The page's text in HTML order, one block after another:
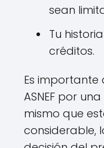
sean
Tu
créditos.
Es
ASNEF por
mismo que
considerable,